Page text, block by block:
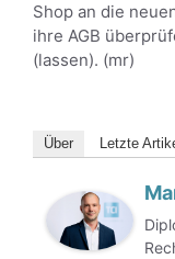
Shop an die
ihre AGB
(lassen). (mr)
Über Letzte